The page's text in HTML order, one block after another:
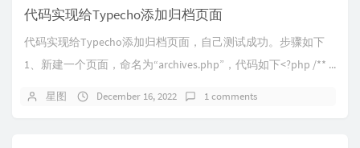
代码实现给Typecho添加归档页面
代码实现给Typecho添加归档页面，自己测试成功。步骤如下
1、新建一个页面，命名为“archives.php”，代码如下<?php /** ...
星图 December 16, 2022 1 comments